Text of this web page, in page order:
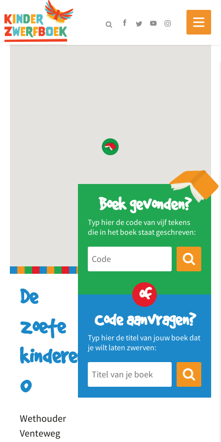
Boek gevonden?
Typ hier de code van vijf tekens
die in het boek staat geschreven:
of
Code aanvragen?
Typ hier de titel van jouw boek dat
je wilt laten zwerven:
De
zoete
kinderen
0
Wethouder
Venteweg